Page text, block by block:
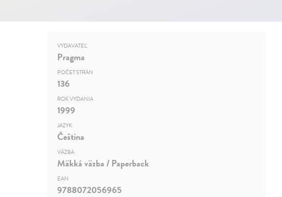
VYDAVATEĽ
Pragma
POČET STRÁN
136
ROK VYDANIA
1999
JAZYK
Čeština
VÄZBA
Mäkká väzba / Paperback
EAN
9788072056965